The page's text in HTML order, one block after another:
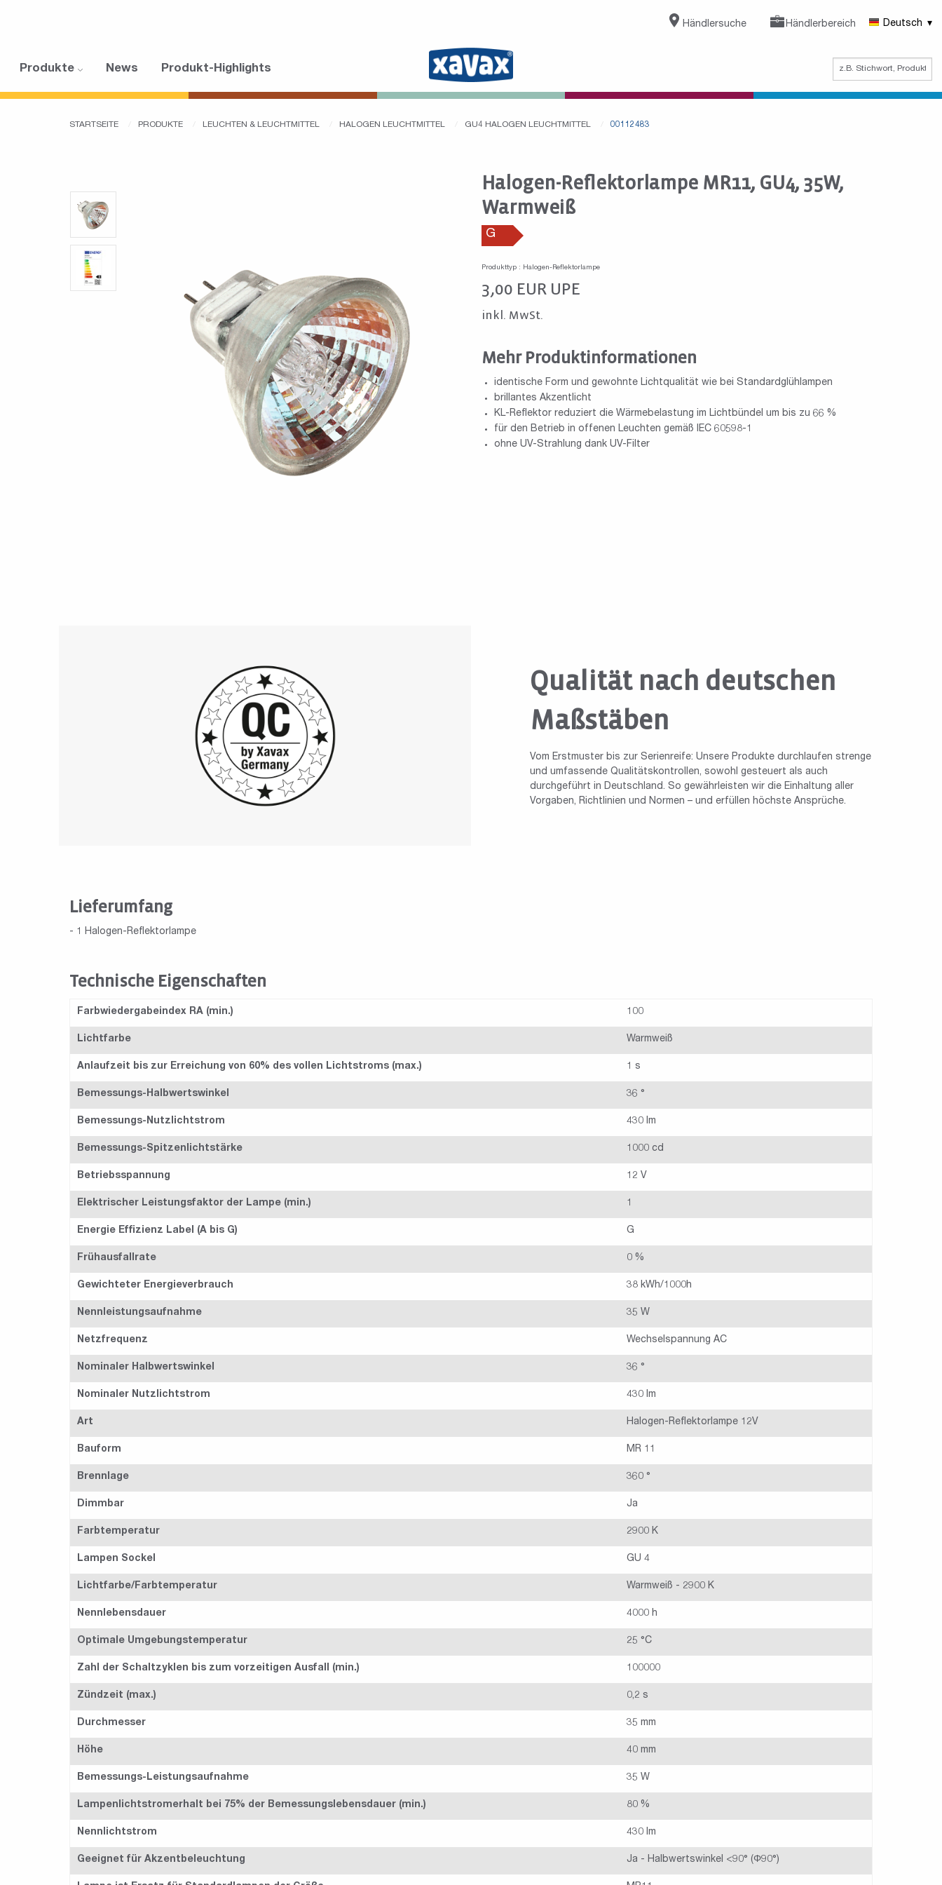
Händlersuche Händlerbereich Deutsch
Produkte News Produkt-Highlights
STARTSEITE PRODUKTE LEUCHTEN & LEUCHTMITTEL HALOGEN LEUCHTMITTEL GU4 HALOGEN LEUCHTMITTEL 00112483
Halogen-Reflektorlampe MR11, GU4, 35W,
Warmweiß
G
Produkttyp : Halogen-Reflektorlampe
3,00 EUR UPE
inkl. MwSt.
Mehr Produktinformationen
identische Form und gewohnte Lichtqualität wie bei Standardglühlampen
brillantes Akzentlicht
KL-Reflektor reduziert die Wärmebelastung im Lichtbündel um bis zu 66 %
für den Betrieb in offenen Leuchten gemäß IEC 60598-1
ohne UV-Strahlung dank UV-Filter
Qualität nach deutschen
Maßstäben
Vom Erstmuster bis zur Serienreife: Unsere Produkte durchlaufen strenge
und umfassende Qualitätskontrollen, sowohl gesteuert als auch
durchgeführt in Deutschland. So gewährleisten wir die Einhaltung aller
Vorgaben, Richtlinien und Normen – und erfüllen höchste Ansprüche.
Lieferumfang
- 1 Halogen-Reflektorlampe
Technische Eigenschaften
Farbwiedergabeindex RA (min.) 100
Lichtfarbe Warmweiß
Anlaufzeit bis zur Erreichung von 60% des vollen Lichtstroms (max.) 1 s
Bemessungs-Halbwertswinkel 36 °
Bemessungs-Nutzlichtstrom 430 lm
Bemessungs-Spitzenlichtstärke 1000 cd
Betriebsspannung 12 V
Elektrischer Leistungsfaktor der Lampe (min.) 1
Energie Effizienz Label (A bis G) G
Frühausfallrate 0 %
Gewichteter Energieverbrauch 38 kWh/1000h
Nennleistungsaufnahme 35 W
Netzfrequenz Wechselspannung AC
Nominaler Halbwertswinkel 36 °
Nominaler Nutzlichtstrom 430 lm
Art Halogen-Reflektorlampe 12V
Bauform MR 11
Brennlage 360 °
Dimmbar Ja
Farbtemperatur 2900 K
Lampen Sockel GU 4
Lichtfarbe/Farbtemperatur Warmweiß - 2900 K
Nennlebensdauer 4000 h
Optimale Umgebungstemperatur 25 °C
Zahl der Schaltzyklen bis zum vorzeitigen Ausfall (min.) 100000
Zündzeit (max.) 0,2 s
Durchmesser 35 mm
Höhe 40 mm
Bemessungs-Leistungsaufnahme 35 W
Lampenlichtstromerhalt bei 75% der Bemessungslebensdauer (min.) 80 %
Nennlichtstrom 430 lm
Geeignet für Akzentbeleuchtung Ja - Halbwertswinkel <90° (Φ90°)